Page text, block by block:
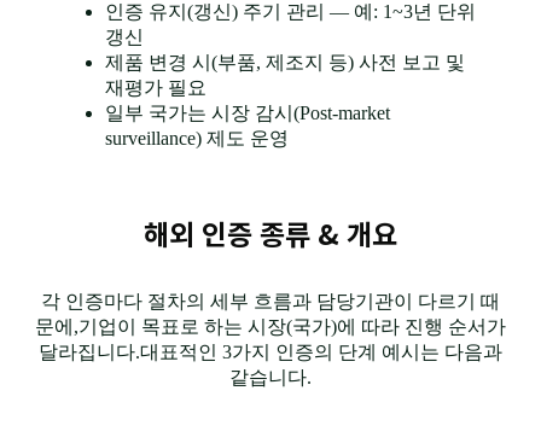
인증 유지(갱신) 주기 관리 — 예: 1~3년 단위
갱신
제품 변경 시(부품, 제조지 등) 사전 보고 및
재평가 필요
일부 국가는 시장 감시(Post-market
surveillance) 제도 운영
해외 인증 종류 & 개요
각 인증마다 절차의 세부 흐름과 담당기관이 다르기 때
문에,기업이 목표로 하는 시장(국가)에 따라 진행 순서가
달라집니다.대표적인 3가지 인증의 단계 예시는 다음과
같습니다.
랄 인증
인도네시아
에서 할랄 인